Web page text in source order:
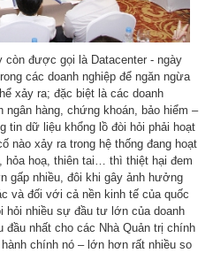
còn được gọi là Datacenter - ngày
các doanh nghiệp để ngăn ngừa
xảy ra; đặc biệt là các doanh
ngân hàng, chứng khoán, bảo hiểm –
tin dữ liệu khổng lồ đòi hỏi phải hoạt
nào xảy ra trong hệ thống đang hoạt
hỏa hoạ, thiên tai… thì thiệt hại đem
gấp nhiều, đôi khi gây ảnh hưởng
và đối với cả nền kinh tế của quốc
hỏi nhiều sự đầu tư lớn của doanh
đầu nhất cho các Nhà Quản trị chính
chính nó – lớn hơn rất nhiều so